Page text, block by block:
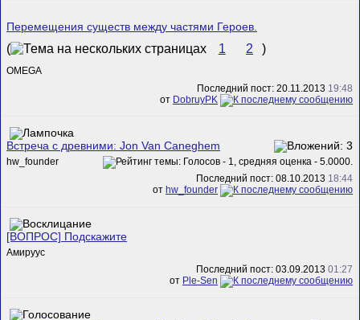
Перемещения существ между частями Героев.
( 1 2 )
ОMEGA
Последний пост: 20.11.2013 19:48
от DobruyPK
Встреча с древними: Jon Van Caneghem
hw_founder
Последний пост: 08.10.2013 18:44
от hw_founder
[ВОПРОС] Подскажите
Амируус
Последний пост: 03.09.2013 01:27
от Ple-Sen